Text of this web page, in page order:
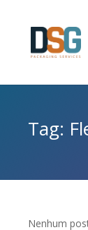
Tag:
Nenhum